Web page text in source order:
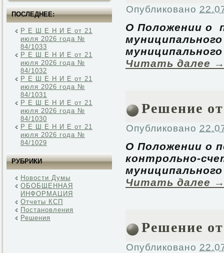
ПОСЛЕДНЕЕ:
Р Е Ш Е Н И Е от 21
июля 2026 года №
84/1033
Р Е Ш Е Н И Е от 21
июля 2026 года №
84/1032
Р Е Ш Е Н И Е от 21
июля 2026 года №
84/1031
Р Е Ш Е Н И Е от 21
июля 2026 года №
84/1030
Р Е Ш Е Н И Е от 21
июля 2026 года №
84/1029
РУБРИКИ
Новости Думы
ОБОБЩЕННАЯ
ИНФОРМАЦИЯ
Отчеты КСП
Постановления
Решения
Опубликовано
О Положении о
Читать далее
Решение
Опубликовано
О Положении о
контрольно-
Читать далее
Решение
Опубликовано